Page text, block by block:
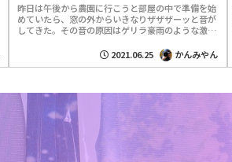
昨日は午後から農園に行こうと部屋の中で準備を始
めていたら、窓の外からいきなりザザザーッと音が
してきた。その音の原因はゲリラ豪雨のような激し
2021.06.25 かんみやん